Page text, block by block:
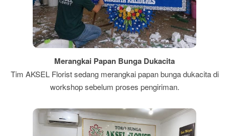
Merangkai Papan Bunga Dukacita
Tim AKSEL Florist sedang merangkai papan bunga dukacita di
workshop sebelum proses pengiriman.